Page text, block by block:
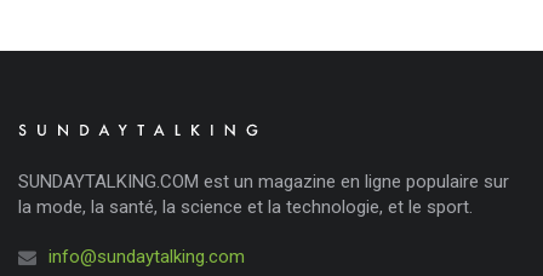
SUNDAYTALKING.COM est un magazine en ligne populaire sur
la mode, la santé, la science et la technologie, et le sport.
info@sundaytalking.com